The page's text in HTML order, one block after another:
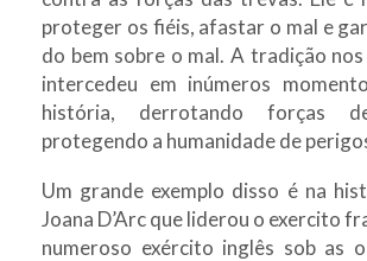
proteger os fiéis, afastar o mal e
do bem sobre o mal. A tradição
intercedeu em inúmeros
história, derrotando forças
protegendo a humanidade de
Um grande exemplo disso é na
Joana D’Arc que liderou o exercito
numeroso exército inglês sob as